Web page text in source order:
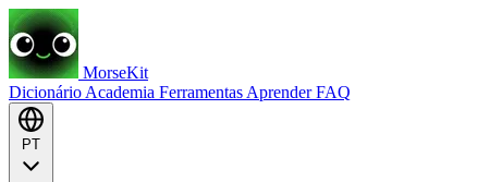
MorseKit
Dicionário Academia Ferramentas AprenderFAQ